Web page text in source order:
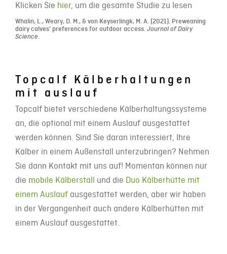
Klicken Sie hier, um die gesamte Studie zu lesen
Whalin, L., Weary, D. M., & von Keyserlingk, M. A. (2021). Preweaning
dairy calves’ preferences for outdoor access. Journal of Dairy
Science.
Topcalf Kälberhaltungen
mit auslauf
Topcalf bietet verschiedene Kälberhaltungssysteme
an, die optional mit einem Auslauf ausgestattet
werden können. Sind Sie daran interessiert, Ihre
Kälber in einem Außenstall unterzubringen? Nehmen
Sie dann Kontakt mit uns auf! Momentan können nur
die mobile Kälberstall und die Duo Kälberhütte mit
einem Auslauf ausgestattet werden, aber wir haben
in der Vergangenheit auch andere Kälberhütten mit
einem Auslauf ausgestattet.